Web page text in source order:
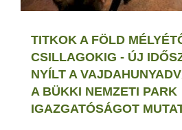
TITKOK A FÖLD
CSILLAGOKIG - ÚJ
NYÍLT A
A BÜKKI NEMZETI PARK
IGAZGATÓSÁGOT